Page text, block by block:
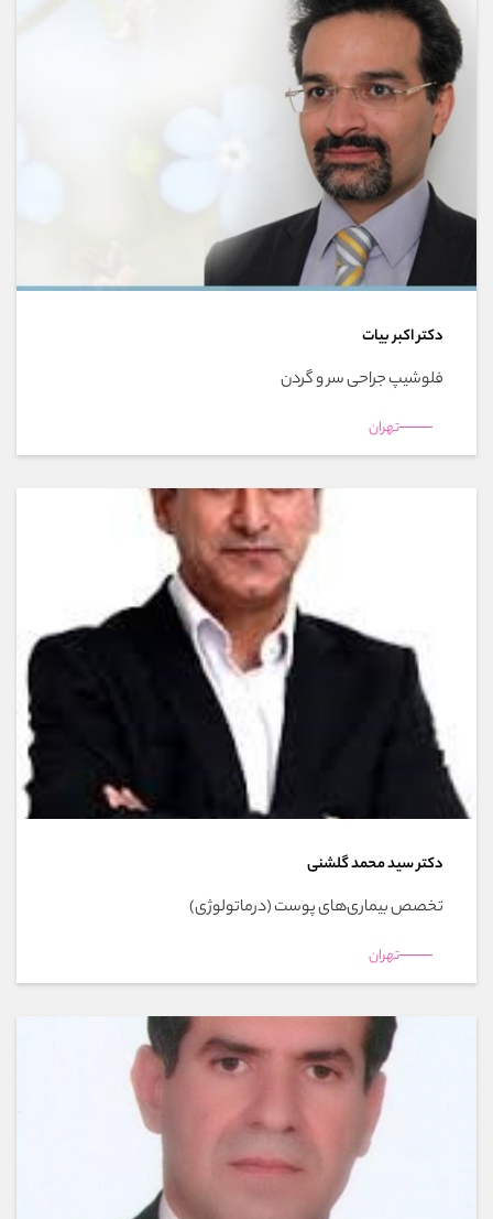
دکتر اکبر بیات
فلوشیپ جراحی سر و گردن
تهران
دکتر سید محمد گلشنی
تخصص بیماری‌های پوست (درماتولوژی)
تهران